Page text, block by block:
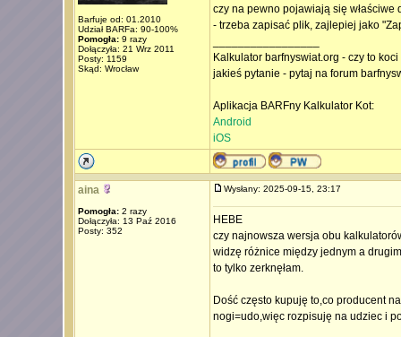
Barfuje od: 01.2010
Udział BARFa: 90-100%
Pomogła:9 razy
Dołączyła: 21 Wrz 2011
Posty: 1159
Skąd: Wrocław
czy na pewno pojawiają się właściwe
- trzeba zapisać plik, zajlepiej jako
Kalkulator barfnyswiat.org - czy to
jakieś pytanie - pytaj na forum
Aplikacja BARFny Kalkulator Kot:
Android
iOS
aina
Pomogła:2 razy
Dołączyła: 13 Paź 2016
Posty: 352
Wysłany: 2025-09-15, 23:17
HEBE
czy najnowsza wersja obu
widzę różnice między jednym a
to tylko zerknęłam.
Dość często kupuję to,co producent
nogi=udo,więc rozpisuję na udziec i